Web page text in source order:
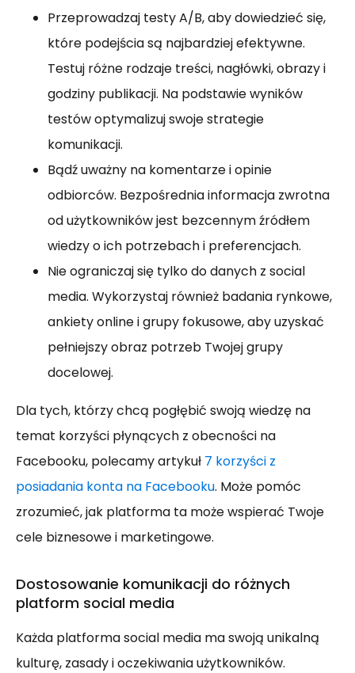
Przeprowadzaj testy A/B, aby dowiedzieć się,
które podejścia są najbardziej efektywne.
Testuj różne rodzaje treści, nagłówki, obrazy i
godziny publikacji. Na podstawie wyników
testów optymalizuj swoje strategie
komunikacji.
Bądź uważny na komentarze i opinie
odbiorców. Bezpośrednia informacja zwrotna
od użytkowników jest bezcennym źródłem
wiedzy o ich potrzebach i preferencjach.
Nie ograniczaj się tylko do danych z social
media. Wykorzystaj również badania rynkowe,
ankiety online i grupy fokusowe, aby uzyskać
pełniejszy obraz potrzeb Twojej grupy
docelowej.
Dla tych, którzy chcą pogłębić swoją wiedzę na
temat korzyści płynących z obecności na
Facebooku, polecamy artykuł 7 korzyści z
posiadania konta na Facebooku. Może pomóc
zrozumieć, jak platforma ta może wspierać Twoje
cele biznesowe i marketingowe.
Dostosowanie komunikacji do różnych
platform social media
Każda platforma social media ma swoją unikalną
kulturę, zasady i oczekiwania użytkowników.